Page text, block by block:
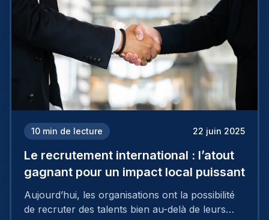
10 min de lecture 22 juin 2025
Le recrutement international : l’atout
gagnant pour un impact local puissant
Aujourd’hui, les organisations ont la possibilité
de recruter des talents bien au-delà de leurs